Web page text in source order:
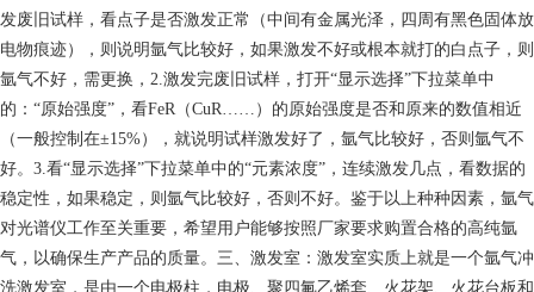
发废旧试样，看点子是否激发正常（中间有金属光泽，四周有黑色固体放
电物痕迹），则说明氩气比较好，如果激发不好或根本就打的白点子，则
氩气不好，需更换，2.激发完废旧试样，打开“显示选择”下拉菜单中
的：“原始强度”，看FeR（CuR……）的原始强度是否和原来的数值相近
（一般控制在±15%），就说明试样激发好了，氩气比较好，否则氩气不
好。3.看“显示选择”下拉菜单中的“元素浓度”，连续激发几点，看数据的
稳定性，如果稳定，则氩气比较好，否则不好。鉴于以上种种因素，氩气
对光谱仪工作至关重要，希望用户能够按照厂家要求购置合格的高纯氩
气，以确保生产产品的质量。三、激发室：激发室实质上就是一个氩气冲
洗激发室，是由一个电极柱，电极、聚四氟乙烯套、火花架、火花台板和